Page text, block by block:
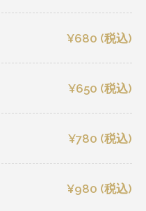
¥680 (税込)
¥650 (税込)
¥780 (税込)
¥980 (税込)